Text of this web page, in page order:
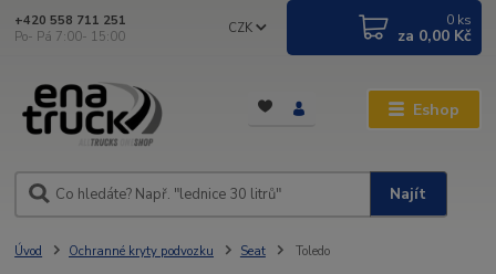
Eshop
CZK
Najít
+420 558 711 251
Po- Pá 7:00- 15:00
0 ks
za 0,00 Kč
Úvod Ochranné kryty podvozku Seat Toledo